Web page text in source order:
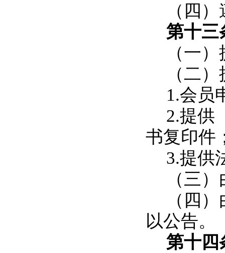
（四
第十
（一
（二
1.会员
2.提供
书复印件
3.提供
（三
（四
以公告。
第十